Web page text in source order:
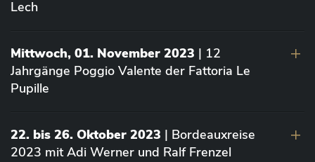
Lech
Mittwoch, 01. November 2023 | 12
Jahrgänge Poggio Valente der Fattoria Le
Pupille
22. bis 26. Oktober 2023 | Bordeauxreise
2023 mit Adi Werner und Ralf Frenzel